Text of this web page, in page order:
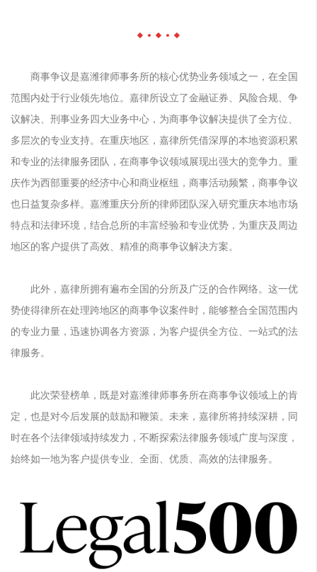
商事争议是嘉潍律师事务所的核心优势业务领域之一，在全国
范围内处于行业领先地位。嘉律所设立了金融证券、风险合规、争
议解决、刑事业务四大业务中心，为商事争议解决提供了全方位、
多层次的专业支持。在重庆地区，嘉律所凭借深厚的本地资源积累
和专业的法律服务团队，在商事争议领域展现出强大的竞争力。重
庆作为西部重要的经济中心和商业枢纽，商事活动频繁，商事争议
也日益复杂多样。嘉潍重庆分所的律师团队深入研究重庆本地市场
特点和法律环境，结合总所的丰富经验和专业优势，为重庆及周边
地区的客户提供了高效、精准的商事争议解决方案。
此外，嘉律所拥有遍布全国的分所及广泛的合作网络。这一优
势使得律所在处理跨地区的商事争议案件时，能够整合全国范围内
的专业力量， 迅速协调各方资源，为客户提供全方位、一站式的法
律服务。
此次荣登榜单，既是对嘉潍律师事务所在商事争议领域上的肯
定，也是对今后发展的鼓励和鞭策。未来，嘉律所将持续深耕，同
时在各个法律领域持续发力，不断探索法律服务领域广度与深度，
始终如一地为客户提供专业、全面、优质、高效的法律服务。